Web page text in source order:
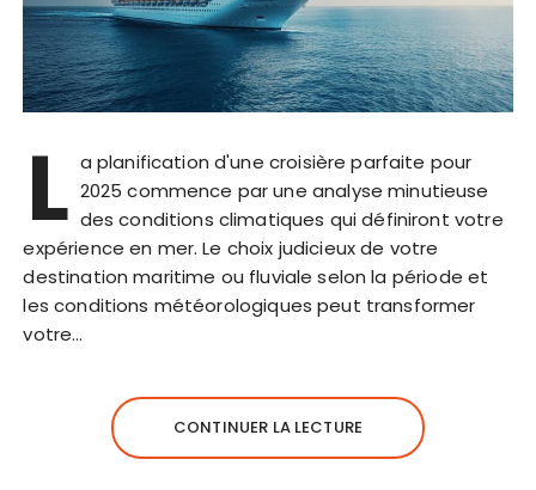
L a planification d'une croisière parfaite pour
2025 commence par une analyse minutieuse
des conditions climatiques qui définiront votre
expérience en mer. Le choix judicieux de votre
destination maritime ou fluviale selon la période et
les conditions météorologiques peut transformer
votre…
CONTINUER LA LECTURE